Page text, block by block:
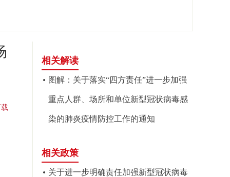
相关解读
图解：关于落实“四方责任”进一步加强
重点人群、场所和单位新型冠状病毒感
染的肺炎疫情防控工作的通知
相关政策
关于进一步明确责任加强新型冠状病毒